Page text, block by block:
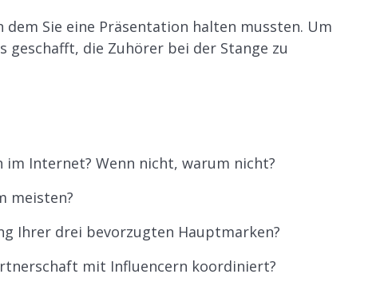
Sie eine Präsentation halten mussten. Um
geschafft, die Zuhörer bei der Stange zu
Internet? Wenn nicht, warum nicht?
meisten?
Ihrer drei bevorzugten Hauptmarken?
mit Influencern koordiniert?